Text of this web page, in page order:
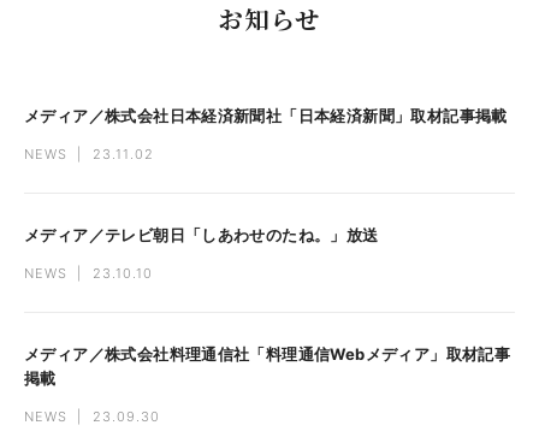
お知らせ
メディア／株式会社日本経済新聞社「日本経済新聞」取材記事掲載
NEWS 23.11.02
メディア／テレビ朝日「しあわせのたね。」放送
NEWS 23.10.10
メディア／株式会社料理通信社「料理通信Webメディア」取材記事
掲載
NEWS 23.09.30